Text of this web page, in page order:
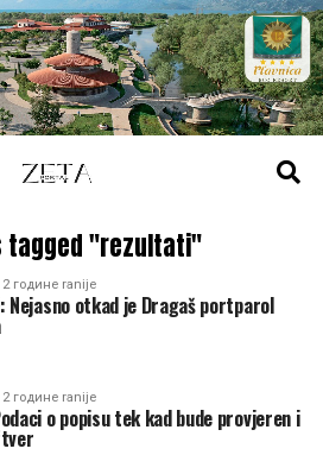
tagged "rezultati"
2 године ranije
Nejasno otkad je Dragaš portparol
2 године ranije
o popisu tek kad bude provjeren i